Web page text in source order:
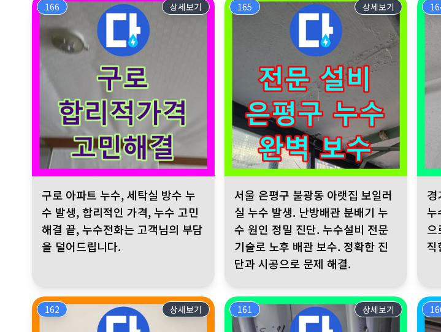
166 상세보기
구로 아파트 누수, 세탁실 방수 누
수 발생, 합리적인 가격, 누수 고민
해결 끝, 누수전화는 고객님의 부담
을 덜어드립니다.
165 상세보기
서울 은평구 불광동 아랫집 보일러
실 누수 발생. 난방배관 분배기 누
수 원인 정밀 진단. 누수설비 전문
기술로 노후 배관 보수. 정확한 진
단과 시공으로 문제 해결.
경
누
으
직
162 상세보기 161 상세보기